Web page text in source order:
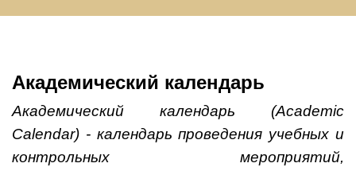
Академический календарь
Академический календарь (Academic
Calendar) - календарь проведения учебных и
контрольных мероприятий,